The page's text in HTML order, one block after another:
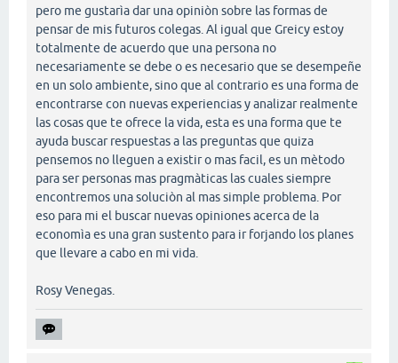
pero me gustarìa dar una opiniòn sobre las formas de
pensar de mis futuros colegas. Al igual que Greicy estoy
totalmente de acuerdo que una persona no
necesariamente se debe o es necesario que se desempeñe
en un solo ambiente, sino que al contrario es una forma de
encontrarse con nuevas experiencias y analizar realmente
las cosas que te ofrece la vida, esta es una forma que te
ayuda buscar respuestas a las preguntas que quiza
pensemos no lleguen a existir o mas facil, es un mètodo
para ser personas mas pragmàticas las cuales siempre
encontremos una soluciòn al mas simple problema. Por
eso para mi el buscar nuevas opiniones acerca de la
economìa es una gran sustento para ir forjando los planes
que llevare a cabo en mi vida.
Rosy Venegas.